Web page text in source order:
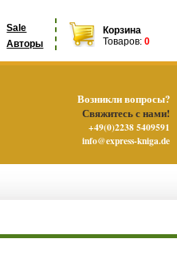
Sale
Авторы
Корзина
Товаров: 0
Возникли вопросы?
Свяжитесь с нами!
+49(0)2238 5409591
info@express-kniga.de